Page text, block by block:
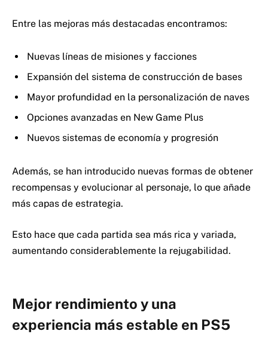
Entre las mejoras más destacadas encontramos:
Nuevas líneas de misiones y facciones
Expansión del sistema de construcción de bases
Mayor profundidad en la personalización de naves
Opciones avanzadas en New Game Plus
Nuevos sistemas de economía y progresión
Además, se han introducido nuevas formas de obtener
recompensas y evolucionar al personaje, lo que añade
más capas de estrategia.
Esto hace que cada partida sea más rica y variada,
aumentando considerablemente la rejugabilidad.
Mejor rendimiento y una
experiencia más estable en PS5